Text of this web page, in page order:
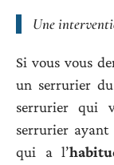
Une
Si vous vous
un serrurier du
serrurier qui
serrurier
qui a l’